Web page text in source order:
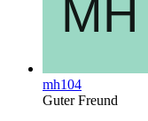
mh104
Guter Freund